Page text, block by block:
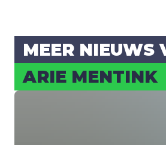
MEER NIEUWS
ARIE MEN­TINK